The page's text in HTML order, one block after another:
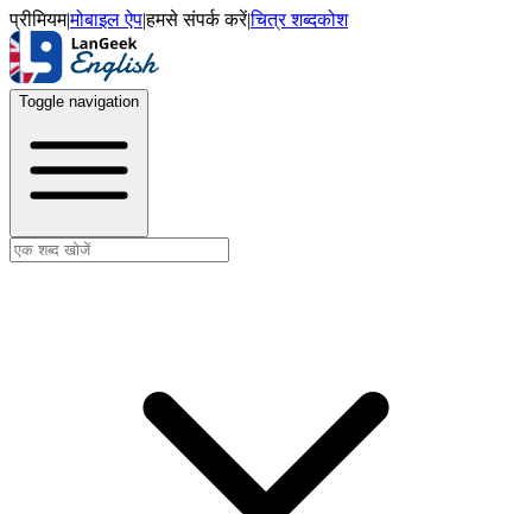
प्रीमियम|मोबाइल ऐप|हमसे संपर्क करें|चित्र शब्दकोश
Toggle navigation